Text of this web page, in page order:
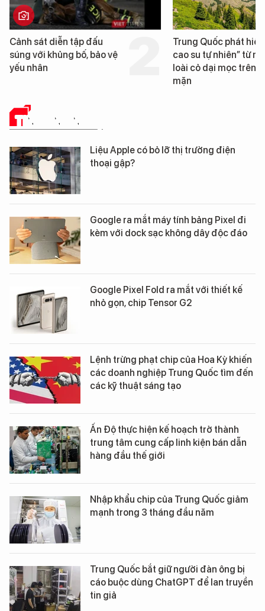
Cảnh sát diễn tập đấu
súng với khủng bố, bảo vệ
yếu nhân
Trung Quốc phát hiện
cao su tự nhiên” từ
loài cỏ dại mọc trên
mặn
TIN CÔNG NGHỆ
Liệu Apple có bỏ lỡ thị trường điện
thoại gập?
Google ra mắt máy tính bảng Pixel đi
kèm với dock sạc không dây độc đáo
Google Pixel Fold ra mắt với thiết kế
nhỏ gọn, chip Tensor G2
Lệnh trừng phạt chip của Hoa Kỳ khiến
các doanh nghiệp Trung Quốc tìm đến
các kỹ thuật sáng tạo
Ấn Độ thực hiện kế hoạch trở thành
trung tâm cung cấp linh kiện bán dẫn
hàng đầu thế giới
Nhập khẩu chip của Trung Quốc giảm
mạnh trong 3 tháng đầu năm
Trung Quốc bắt giữ người đàn ông bị
cáo buộc dùng ChatGPT để lan truyền
tin giả